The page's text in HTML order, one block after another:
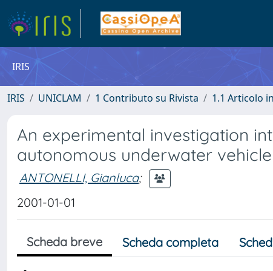
IRIS
IRIS UNICLAM 1 Contributo su Rivista 1.1 Articolo
An experimental investigation
autonomous underwater vehicle
ANTONELLI, Gianluca;
2001-01-01
Scheda breve Scheda completa